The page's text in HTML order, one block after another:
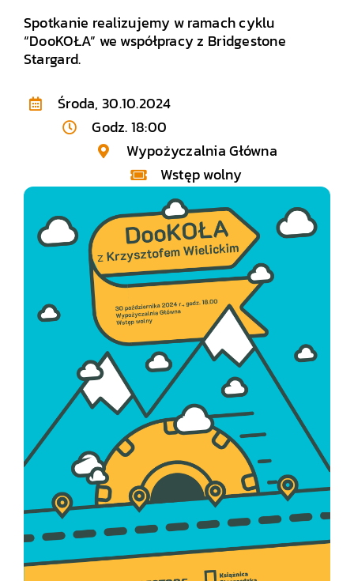
Spotkanie realizujemy w ramach cyklu
“DooKOŁA” we współpracy z Bridgestone
Stargard.
Środa, 30.10.2024
Godz. 18:00
Wypożyczalnia Główna
Wstęp wolny